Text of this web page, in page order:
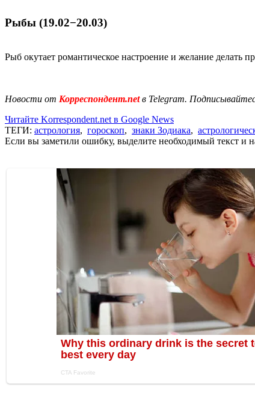
Рыбы (19.02−20.03)
Рыб окутает романтическое настроение и желание делать
Новости от Корреспондент.netв Telegram.
Читайте Korrespondent.net в Google News
ТЕГИ: астрология, гороскоп, знаки Зодиака,
Если вы заметили ошибку, выделите необходимый текст и